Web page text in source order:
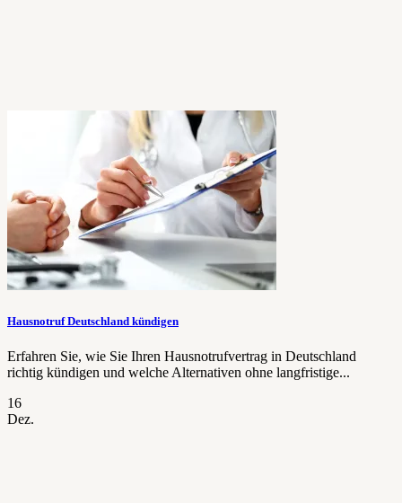
Hausnotruf Deutschland kündigen
Erfahren Sie, wie Sie Ihren Hausnotrufvertrag in Deutschland
richtig kündigen und welche Alternativen ohne langfristige...
16
Dez.